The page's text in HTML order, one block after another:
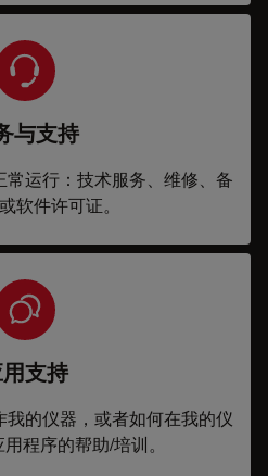
与支持
运行：技术服务、维修、备
软件许可证。
支持
的仪器，或者如何在我的仪
程序的帮助/培训。